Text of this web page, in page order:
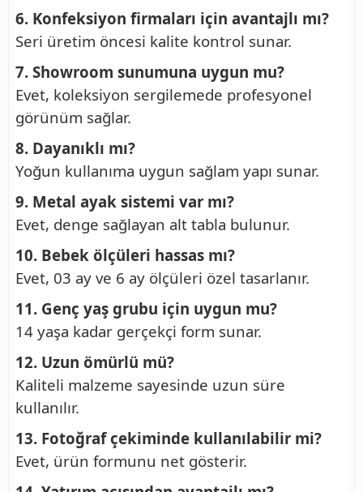
6. Konfeksiyon firmaları için avantajlı mı?
Seri üretim öncesi kalite kontrol sunar.
7. Showroom sunumuna uygun mu?
Evet, koleksiyon sergilemede profesyonel
görünüm sağlar.
8. Dayanıklı mı?
Yoğun kullanıma uygun sağlam yapı sunar.
9. Metal ayak sistemi var mı?
Evet, denge sağlayan alt tabla bulunur.
10. Bebek ölçüleri hassas mı?
Evet, 03 ay ve 6 ay ölçüleri özel tasarlanır.
11. Genç yaş grubu için uygun mu?
14 yaşa kadar gerçekçi form sunar.
12. Uzun ömürlü mü?
Kaliteli malzeme sayesinde uzun süre
kullanılır.
13. Fotoğraf çekiminde kullanılabilir mi?
Evet, ürün formunu net gösterir.